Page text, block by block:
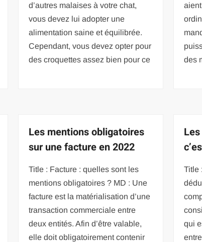
d’autres malaises à votre chat,
vous devez lui adopter une
alimentation saine et équilibrée.
Cependant, vous devez opter pour
des croquettes assez bien pour ce
des
Les mentions obligatoires
sur une facture en 2022
Title : Facture : quelles sont les
mentions obligatoires ? MD : Une
facture est la matérialisation d’une
transaction commerciale entre
deux entités. Afin d’être valable,
elle doit obligatoirement contenir
Title
qui